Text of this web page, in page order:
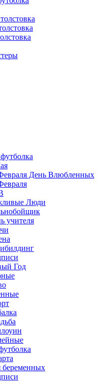
День Влюбленных
Люди
учителя
Год
беременных